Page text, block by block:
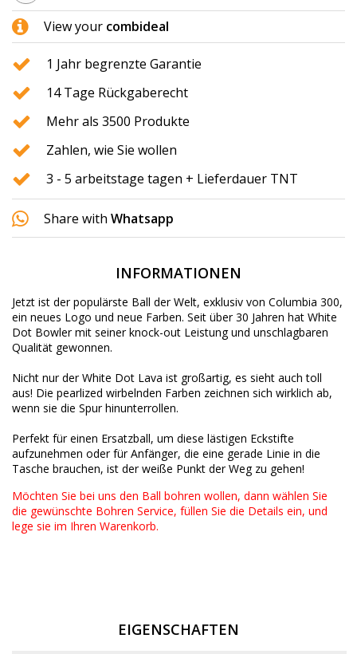
View your combideal
1 Jahr begrenzte Garantie
14 Tage Rückgaberecht
Mehr als 3500 Produkte
Zahlen, wie Sie wollen
3 - 5 arbeitstage tagen + Lieferdauer TNT
Share with Whatsapp
INFORMATIONEN
Jetzt ist der populärste Ball der Welt, exklusiv von Columbia 300,
ein neues Logo und neue Farben. Seit über 30 Jahren hat White
Dot Bowler mit seiner knock-out Leistung und unschlagbaren
Qualität gewonnen.
Nicht nur der White Dot Lava ist großartig, es sieht auch toll
aus! Die pearlized wirbelnden Farben zeichnen sich wirklich ab,
wenn sie die Spur hinunterrollen.
Perfekt für einen Ersatzball, um diese lästigen Eckstifte
aufzunehmen oder für Anfänger, die eine gerade Linie in die
Tasche brauchen, ist der weiße Punkt der Weg zu gehen!
Möchten Sie bei uns den Ball bohren wollen, dann wählen Sie
die gewünschte Bohren Service, füllen Sie die Details ein, und
lege sie im Ihren Warenkorb.
EIGENSCHAFTEN